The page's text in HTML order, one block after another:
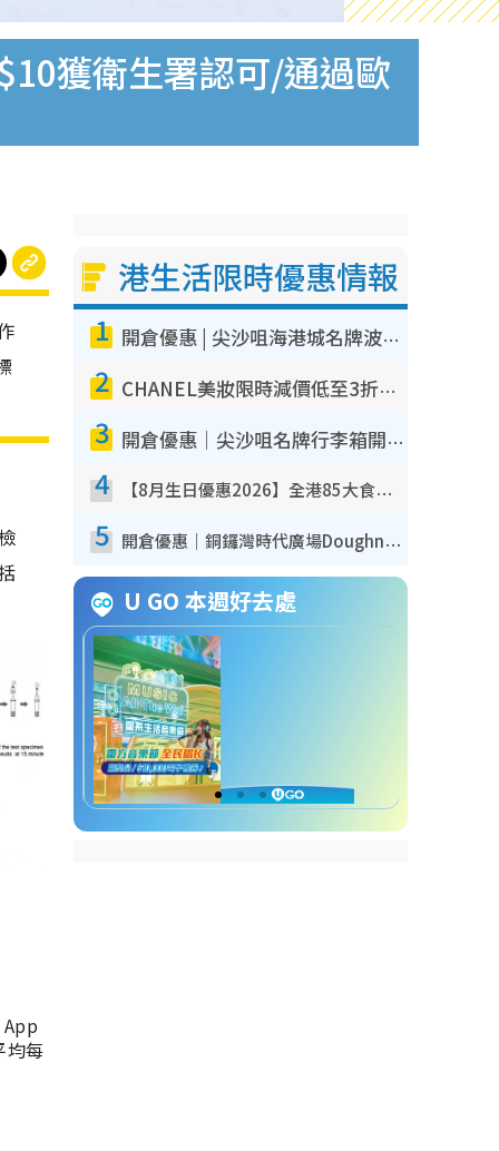
獲衛生署認可/通過歐
均每
港生活限時優惠情報
1 開倉優惠 | 尖沙咀海港城名牌波鞋開倉低至1折！On鞋$899起／Joy&Peace鞋履$98起
2 CHANEL美妝限時減價低至3折！人氣粉底/唇膏/精華液低至$275！COCO香水都有平
3 開倉優惠｜尖沙咀名牌行李箱開倉低至4折！一連5日 American Tourister/ace./Hallmark $200起！
4 【8月生日優惠2026】全港85大食買玩著數攻略 自助餐/火鍋放題同行免費＋誠品/DONKI送現金券
5 開倉優惠｜銅鑼灣時代廣場Doughnut/Campo Marzio開倉低至1折！背囊、書包、手袋劈價$200起
U GO 本週好去處